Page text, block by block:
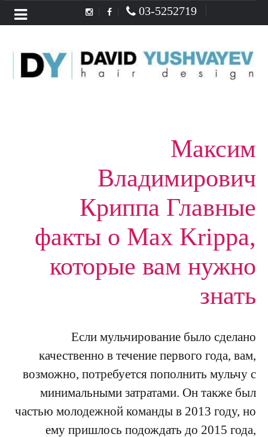
03-5252719
Максим
Владимирович
Криппа Главные
факты о Max Krippa,
которые вам нужно
знать
Если мульчирование было сделано
качественно в течение первого года, вам,
возможно, потребуется пополнить мульчу с
минимальными затратами. Он также был
частью молодежной команды в 2013 году, но
ему пришлось подождать до 2015 года,